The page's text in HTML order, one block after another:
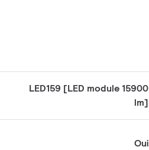
LED159 [LED module 15900
lm]
Oui